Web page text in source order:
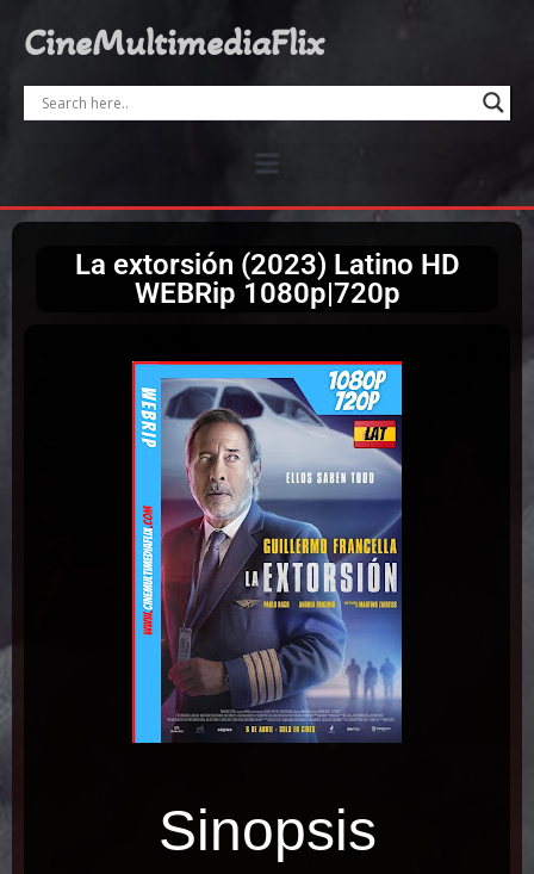
CineMultimediaFlix
La extorsión (2023) Latino HD
WEBRip 1080p|720p
Sinopsis